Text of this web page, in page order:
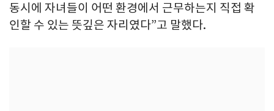
동시에 자녀들이 어떤 환경에서 근무하는지 직접 확
인할 수 있는 뜻깊은 자리였다”고 말했다.